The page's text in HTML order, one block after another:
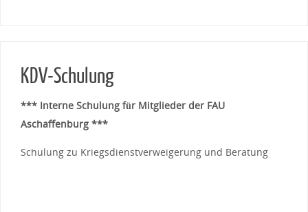
KDV-Schulung
*** Interne Schulung für Mitglieder der FAU
Aschaffenburg ***
Schulung zu Kriegsdienstverweigerung und Beratung